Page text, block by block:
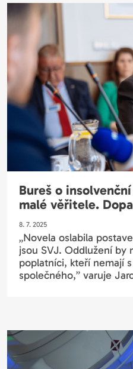
Bureš o
malé věřitele.
8. 7. 2025
„Novela oslabila
jsou SVJ. Oddlužení by
poplatníci, kteří nemají
společného,” varuje